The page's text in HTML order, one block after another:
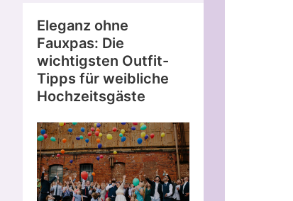
Eleganz ohne
Fauxpas: Die
wichtigsten Outfit-
Tipps für weibliche
Hochzeitsgäste